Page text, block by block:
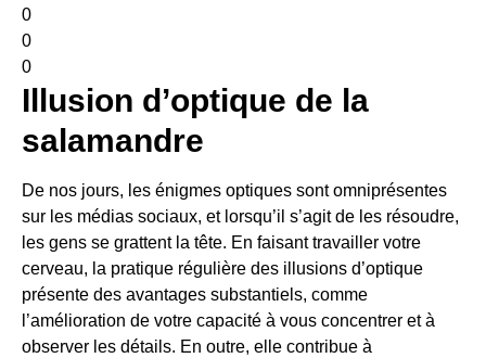
0
0
0
Illusion d’optique de la
salamandre
De nos jours, les énigmes optiques sont omniprésentes
sur les médias sociaux, et lorsqu’il s’agit de les résoudre,
les gens se grattent la tête. En faisant travailler votre
cerveau, la pratique régulière des illusions d’optique
présente des avantages substantiels, comme
l’amélioration de votre capacité à vous concentrer et à
observer les détails. En outre, elle contribue à